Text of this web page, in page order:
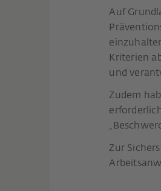
Auf
Kriterien
und
Zudem
Zur